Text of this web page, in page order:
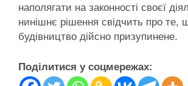
наполягати на законності своєї
нинішнє рішення свідчить про те,
будівництво дійсно призупинене.
Поділитися у соцмережах: